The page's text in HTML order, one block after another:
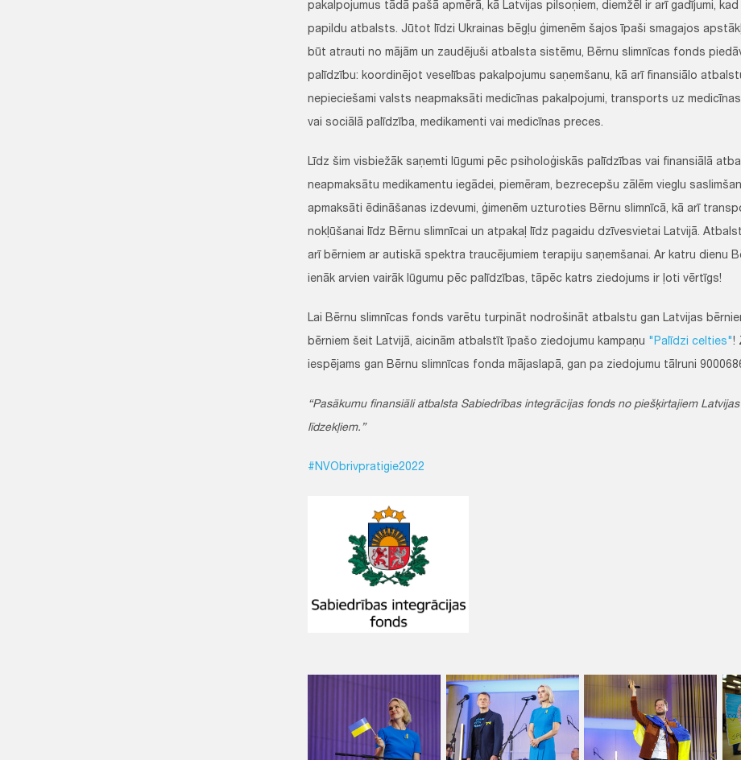
pakalpojumus tādā pašā apmērā, kā Latvijas pilsoņiem, diemžēl ir arī gadījumi,
papildu atbalsts. Jūtot līdzi Ukrainas bēgļu ģimenēm šajos īpaši smagajos
būt atrauti no mājām un zaudējuši atbalsta sistēmu, Bērnu slimnīcas fonds
palīdzību: koordinējot veselības pakalpojumu saņemšanu, kā arī finansiālo
nepieciešami valsts neapmaksāti medicīnas pakalpojumi, transports uz
vai sociālā palīdzība, medikamenti vai medicīnas preces.
Līdz šim visbiežāk saņemti lūgumi pēc psiholoģiskās palīdzības vai finansiālā
neapmaksātu medikamentu iegādei, piemēram, bezrecepšu zālēm vieglu
apmaksāti ēdināšanas izdevumi, ģimenēm uzturoties Bērnu slimnīcā, kā arī
nokļūšanai līdz Bērnu slimnīcai un atpakaļ līdz pagaidu dzīvesvietai Latvijā.
arī bērniem ar autiskā spektra traucējumiem terapiju saņemšanai. Ar katru dienu
ienāk arvien vairāk lūgumu pēc palīdzības, tāpēc katrs ziedojums ir ļoti vērtīgs!
Lai Bērnu slimnīcas fonds varētu turpināt nodrošināt atbalstu gan Latvijas
bērniem šeit Latvijā, aicinām atbalstīt īpašo ziedojumu kampaņu "Palīdzi celties"!
iespējams gan Bērnu slimnīcas fonda mājaslapā, gan pa ziedojumu tālruni
“Pasākumu finansiāli atbalsta Sabiedrības integrācijas fonds no piešķirtajiem
līdzekļiem.”
#NVObrivpratigie2022